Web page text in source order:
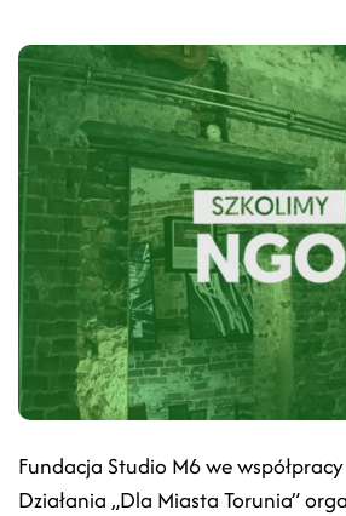
Fundacja Studio M6 we
Działania „Dla Miasta Torunia”